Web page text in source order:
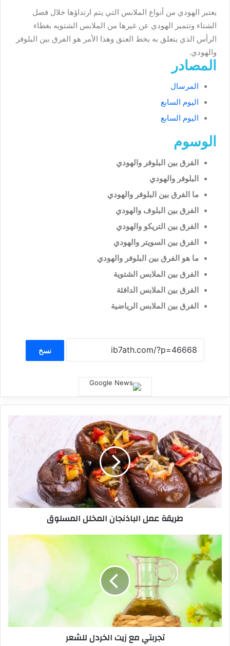
يعتبر الهودي من أنواع الملابس التي يتم ارتداؤها خلال فصل
الشتاء وتتميز الهودي عن غيرها من الملابس الشتويه بغطاء
الرأس الذي يتعلق به بخط العنق وهذا الأمر هو الفرق بين البلوفر
والهودي.
المصادر
المرسال
اليوم السابع
اليوم السابع
الوسوم
الفرق بين البلوفر والهودي
البلوفر والهودي
ما الفرق بين البلوفر والهودي
الفرق بين البلوف والهودي
الفرق بين التريكو والهودي
الفرق بين السويتر والهودي
ما هو الفرق بين البلوفر والهودي
الفرق بين الملابس الشتوية
الفرق بين الملابس الدافئة
الفرق بين الملابس الرياضية
نسخ
طريقة عمل الباذنجان المخلل المسلوق
تجربتي مع زيت الخردل للشعر